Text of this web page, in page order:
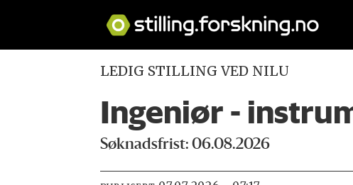
LEDIG STILLING VED NILU
Ingeniør -
Søknadsfrist: 06.08.2026